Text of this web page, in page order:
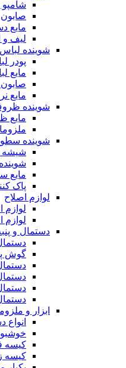
صابون
مایع
لیف و
شوینده لباس
پودر
مایع
مایع
شوینده
مایع
شوینده
شیشه
مایع
پاک
لوازم اصلاح
لوازم
لوازم
دستمال و
گوش
ابزار و
خوشبو
کیسه
کیسه